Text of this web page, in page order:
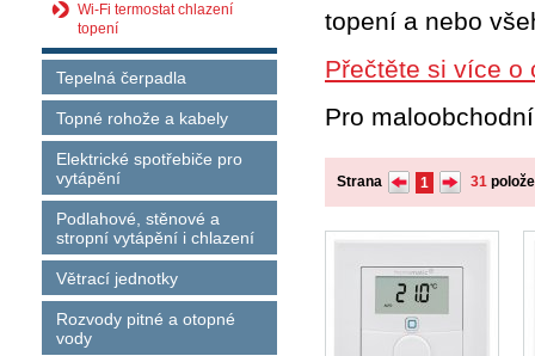
Wi-Fi termostat chlazení
topení
Tepelná čerpadla
Topné rohože a kabely
Elektrické spotřebiče pro
vytápění
Podlahové, stěnové a
stropní vytápění i chlazení
Větrací jednotky
Rozvody pitné a otopné
vody
topení a nebo
Přečtěte si více o
Pro
Strana 1 31